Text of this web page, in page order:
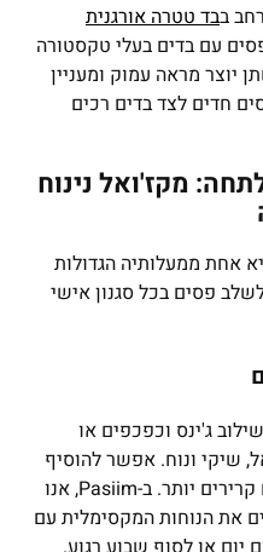
בד טטרה אורגנית
עם בדים בעלי טקסטורה
יוצר מראה עמוק ומעניין
חדים לצד בדים רכים
מקז'ואל נינוח
אחת ממעלותיה הגדולות
פסים בכל סגנון אישי
ג'ינס וכפכפים או
שיקי ונוח. אפשר להוסיף
ז'קט ג'ינס או קרדיגן פתוח לימים קרירים יותר. ב-Pasiim, אנו
את הנוחות המקסימלית עם